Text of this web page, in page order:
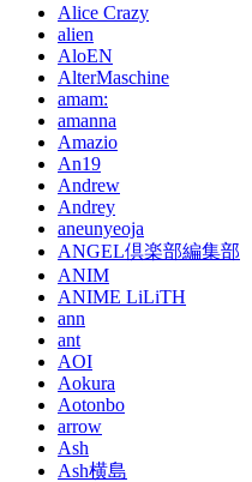
Alice Crazy
alien
AloEN
AlterMaschine
amam:
amanna
Amazio
An19
Andrew
Andrey
aneunyeoja
ANGEL倶楽部編集部
ANIM
ANIME LiLiTH
ann
ant
AOI
Aokura
Aotonbo
arrow
Ash
Ash横島